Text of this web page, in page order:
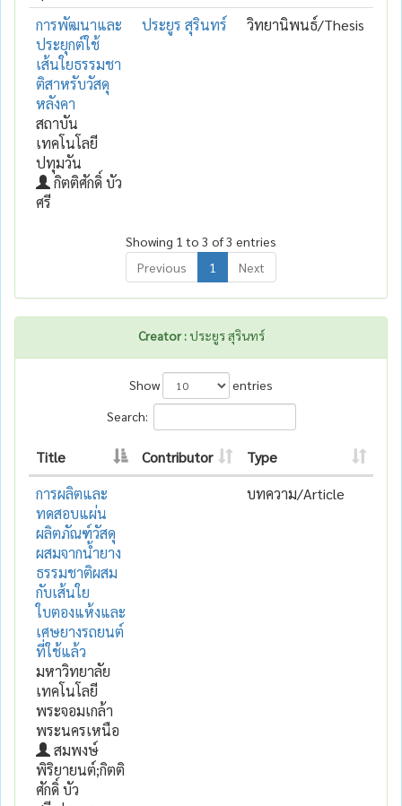
การพัฒนาและ
ประยุกต์ใช้
เส้นใยธรรมชา
ติสาหรับวัสดุ
หลังคา
สถาบัน
เทคโนโลยี
ปทุมวัน
กิตติศักดิ์ บัว
ศรี
ประยูร สุรินทร์ วิทยานิพนธ์/Thesis
Showing 1 to 3 of 3 entries
Previous
1 Next
Creator :ประยูร สุรินทร์
Show
entries
Search:
Title Contributor
Type
การผลิตและ
ทดสอบแผ่น
ผลิตภัณฑ์วัสดุ
ผสมจากน้ำยาง
ธรรมชาติผสม
กับเส้นใย
ใบตองแห้งและ
เศษยางรถยนต์
ที่ใช้แล้ว
มหาวิทยาลัย
เทคโนโลยี
พระจอมเกล้า
พระนครเหนือ
สมพงษ์
พิริยายนต์;กิตติ
ศักดิ์ บัว
บทความ/Article